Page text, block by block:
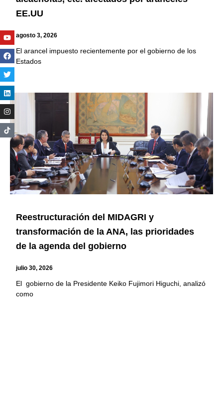
EE.UU
agosto 3, 2026
El arancel impuesto recientemente por el gobierno de los
Estados
Reestructuración del MIDAGRI y
transformación de la ANA, las prioridades
de la agenda del gobierno
julio 30, 2026
El gobierno de la Presidente Keiko Fujimori Higuchi, analizó
como
Youtube
Facebook
Twitter
Linkedin
Instagram